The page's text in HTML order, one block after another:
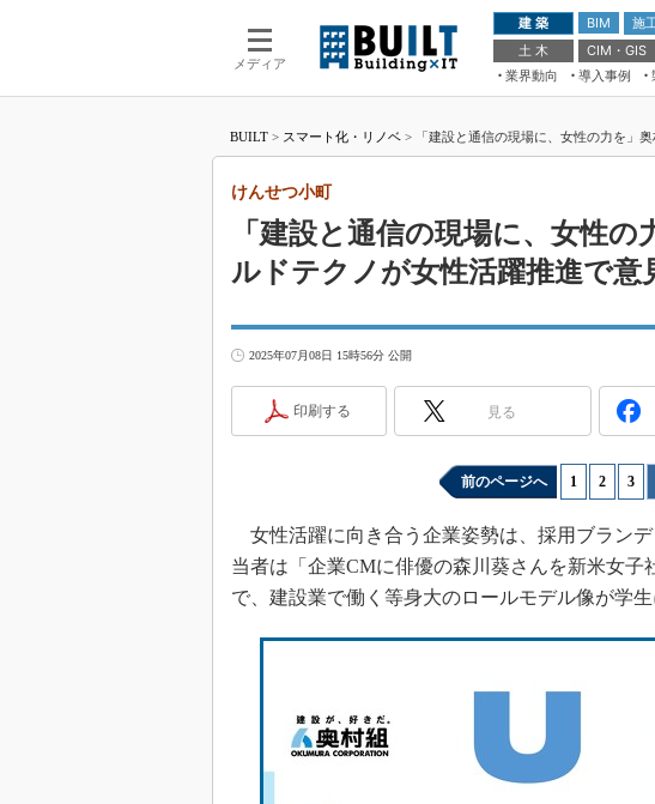
メディア
建 築 BIM 施
土 木
CIM・GIS
業界動向
導入事例
ドローンがもた
ムチェンジ”
“Society5.0”時
VR／ARが描く
BUILT > スマート化・リノベ > 「建設と通信の現場に、女性の力を」
「建設と通信の現場に、女性
ルドテクノが女性活躍推進で意
けんせつ小町
2025年07月08日 15時56分 公開
印刷する 見る
前のページへ 1 2 3
女性活躍に向き合う企業姿勢は、採用ブラン
当者は「企業CMに俳優の森川葵さんを新米女子
で、建設業で働く等身大のロールモデル像が学